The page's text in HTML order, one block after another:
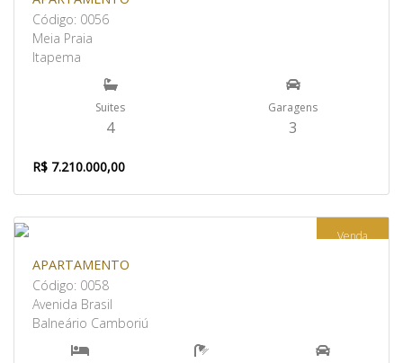
Código: 0056
Meia Praia
Itapema
Suites
4
Garagens
3
R$ 7.210.000,00
Venda
APARTAMENTO
Código: 0058
Avenida Brasil
Balneário Camboriú